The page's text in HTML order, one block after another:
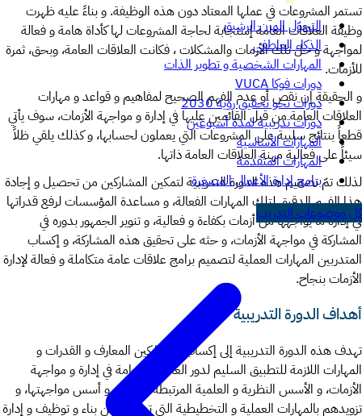
التحوّل المرن الرشيق
الذكاء العاطفي
المهارات الشخصية و تطوير الذات
دورات فوكا VUCA
دورات نحو تحقيق رؤية 2030
دورات تدريبية لمدة أسبوعين
المهارات الأساسية
المهارات المتقدمة
برامج إدارة الأعمال المصغرة
كل موضوعات التدريب
تستمر المشروعات في عملها المعتاد دون هذه الوظيفة. و بناءً عليه ظهرت
وظيفة العلاقات العامة إستجابة لحاجة المشروعات لها كأداة هامة و فعالة
لمواجهة و حل تلك الأزمات والمشكلات ، فكانت العلاقات العامة، وبحق، ثمرة
للأزمات.
و الحقيقة إن نقص أو عدم الفهم الصحيح لمفاهيم و قواعد و مهارات
العلاقات العامة من قبل القائمين عليها في إدارة و مواجهة الأزمات، سوف يأتي
قطعاً بنتائج سلبية على المشروعات التي يعملون لحسابها، و كذلك يلقي ظلاً
سيئاً على فعالية مهنة العلاقات العامة ذاتها.
لذلك تمّ تصميم هذه الدورة التدريبية لتمكين المشاركين من تحصيل و إجادة
هذا الفهم الدقيق لتلك المهارات الفعالة، و مساعدة المؤسسات لرفع قدراتها
في إدارة ما يواجهها من أزمات بكفاءة و فعالية، و تنوير الجمهور بدوره في
المشاركة في مواجهة الأزمات، و حثه على تحقيق هذه المشاركة، و إكساب
المتدربين المهارات العملية لتصميم برامج علاقات عامة متكاملة و فعالة لإدارة
الأزمات بنجاح.
أهداف الدورة التدريبية
تهدف هذه الدورة التدريبية إلى إكساب المشاركين المعارف و القدرات و
المهارات اللازمة للتطبيق السليم لدور العلاقات العامة في إدارة و مواجهة
الأزمات، و الأسس النظرية و العلمية المرتبطة بالأزمات و أسس مواجهتها، و
تزويدهم بالمهارات العملية و التخطيطية التي تمكنهم من بناء و توظيف و إدارة